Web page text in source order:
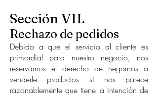
Sección VII.
Rechazo de pedidos
Debido a que el servicio al cliente es
primordial para nuestro negocio, nos
reservamos el derecho de negarnos a
venderle productos si nos parece
razonablemente que tiene la intención de